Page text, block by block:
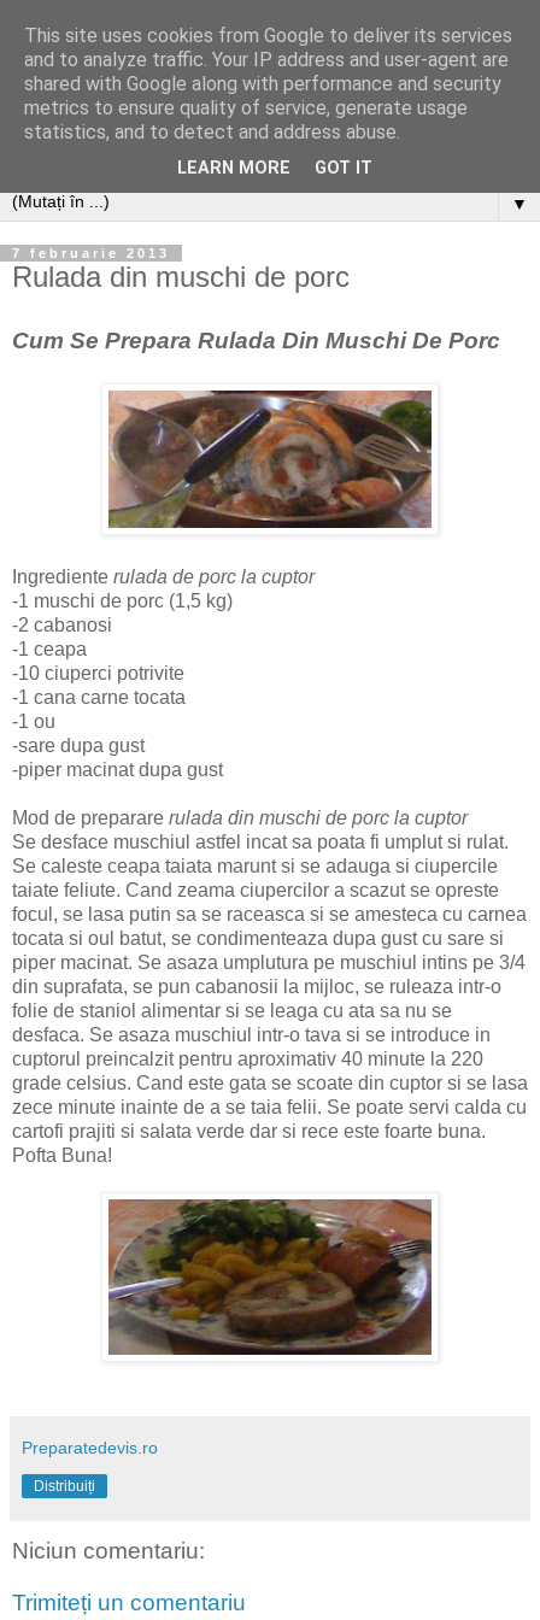
▼
7 februarie 2013
Rulada din muschi de porc
Cum Se Prepara Rulada Din Muschi De Porc
Ingrediente rulada de porc la cuptor
-1 muschi de porc (1,5 kg)
-2 cabanosi
-1 ceapa
-10 ciuperci potrivite
-1 cana carne tocata
-1 ou
-sare dupa gust
-piper macinat dupa gust
Mod de preparare rulada din muschi de porc la cuptor
Se desface muschiul astfel incat sa poata fi umplut si rulat.
Se caleste ceapa taiata marunt si se adauga si ciupercile
taiate feliute. Cand zeama ciupercilor a scazut se opreste
focul, se lasa putin sa se raceasca si se amesteca cu carnea
tocata si oul batut, se condimenteaza dupa gust cu sare si
piper macinat. Se asaza umplutura pe muschiul intins pe 3/4
din suprafata, se pun cabanosii la mijloc, se ruleaza intr-o
folie de staniol alimentar si se leaga cu ata sa nu se
desfaca. Se asaza muschiul intr-o tava si se introduce in
cuptorul preincalzit pentru aproximativ 40 minute la 220
grade celsius. Cand este gata se scoate din cuptor si se lasa
zece minute inainte de a se taia felii. Se poate servi calda cu
cartofi prajiti si salata verde dar si rece este foarte buna.
Pofta Buna!
Preparatedevis.ro
Distribuiți
Niciun comentariu:
Trimiteți un comentariu
This site uses cookies from Google to deliver its services
and to analyze traffic. Your IP address and user-agent are
shared with Google along with performance and security
metrics to ensure quality of service, generate usage
statistics, and to detect and address abuse.
LEARN MORE GOT IT